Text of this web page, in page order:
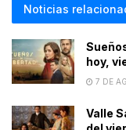
Noticias
hoy,
7 DE
Valle